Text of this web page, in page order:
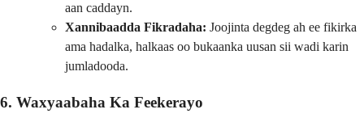
aan caddayn.
Xannibaadda Fikradaha: Joojinta degdeg ah ee fikirka
ama hadalka, halkaas oo bukaanka uusan sii wadi karin
jumladooda.
6. Waxyaabaha Ka Feekerayo